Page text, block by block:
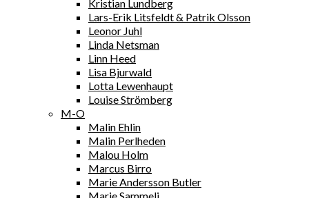
Kristian Lundberg
Lars-Erik Litsfeldt & Patrik Olsson
Leonor Juhl
Linda Netsman
Linn Heed
Lisa Bjurwald
Lotta Lewenhaupt
Louise Strömberg
M-O
Malin Ehlin
Malin Perlheden
Malou Holm
Marcus Birro
Marie Andersson Butler